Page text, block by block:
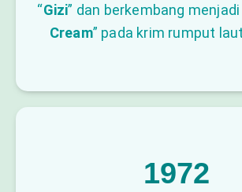
“Gizi” dan berkembang menjadi
Cream” pada krim rumput
1972